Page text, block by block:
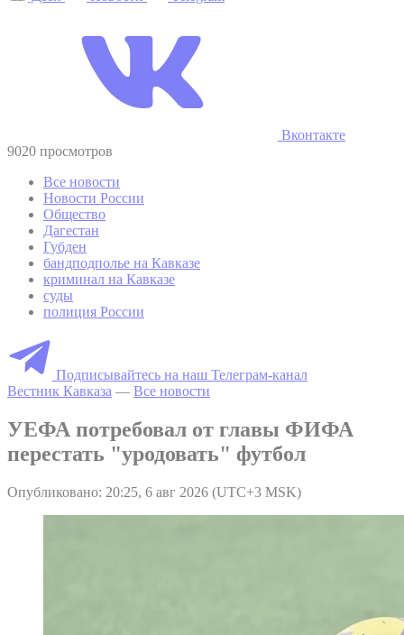
Вконтакте
9020 просмотров
Все новости
Новости России
Общество
Дагестан
Губден
бандподполье на Кавказе
криминал на Кавказе
суды
полиция России
Подписывайтесь на наш Телеграм-канал
Вестник Кавказа — Все новости
УЕФА потребовал от главы ФИФА
перестать "уродовать" футбол
Опубликовано: 20:25, 6 авг 2026 (UTC+3 MSK)